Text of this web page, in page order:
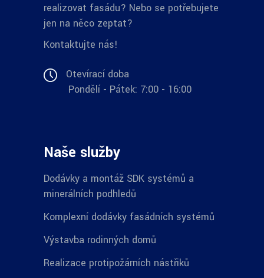
realizovat fasádu? Nebo se potřebujete
jen na něco zeptat?
Kontaktujte nás!
Otevírací doba
Pondělí - Pátek: 7:00 - 16:00
Naše služby
Dodávky a montáž SDK systémů a
minerálních podhledů
Komplexní dodávky fasádních systémů
Výstavba rodinných domů
Realizace protipožárních nástřiků